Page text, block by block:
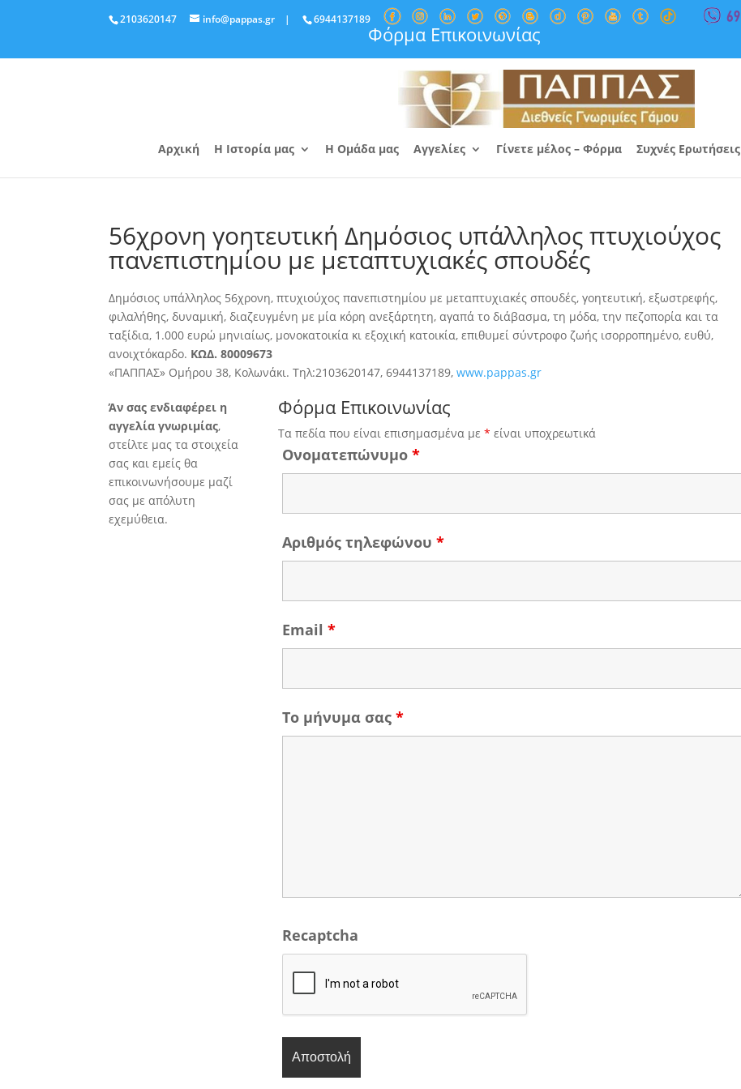
2103620147 info@pappas.gr | 6944137189
Φόρμα Επικοινωνίας
Αρχική Η Ιστορία μας Η Ομάδα μας Αγγελίες Γίνετε μέλος – Φόρμα Συχνές Ερωτήσεις
56χρονη γοητευτική Δημόσιος υπάλληλος πτυχιούχος
πανεπιστημίου με μεταπτυχιακές σπουδές
Δημόσιος υπάλληλος 56χρονη, πτυχιούχος πανεπιστημίου με μεταπτυχιακές σπουδές, γοητευτική, εξωστρεφής,
φιλαλήθης, δυναμική, διαζευγμένη με μία κόρη ανεξάρτητη, αγαπά το διάβασμα, τη μόδα, την πεζοπορία και τα
ταξίδια, 1.000 ευρώ μηνιαίως, μονοκατοικία κι εξοχική κατοικία, επιθυμεί σύντροφο ζωής ισορροπημένο, ευθύ,
ανοιχτόκαρδο. ΚΩΔ. 80009673
«ΠΑΠΠΑΣ» Ομήρου 38, Κολωνάκι. Τηλ:2103620147, 6944137189,www.pappas.gr
Άν σας ενδιαφέρει η
αγγελία γνωριμίας,
στείλτε μας τα στοιχεία
σας και εμείς θα
επικοινωνήσουμε μαζί
σας με απόλυτη
εχεμύθεια.
Φόρμα Επικοινωνίας
Τα πεδία που είναι επισημασμένα με* είναι υποχρεωτικά
Ονοματεπώνυμο*
Αριθμός τηλεφώνου*
Email*
Το μήνυμα σας*
Recaptcha